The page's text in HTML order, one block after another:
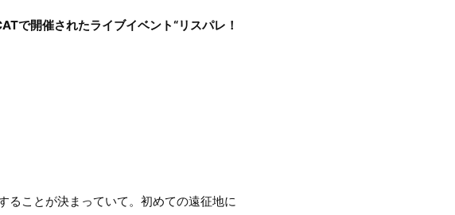
で開催されたライブイベント“リスパレ！
ことが決まっていて。初めての遠征地に